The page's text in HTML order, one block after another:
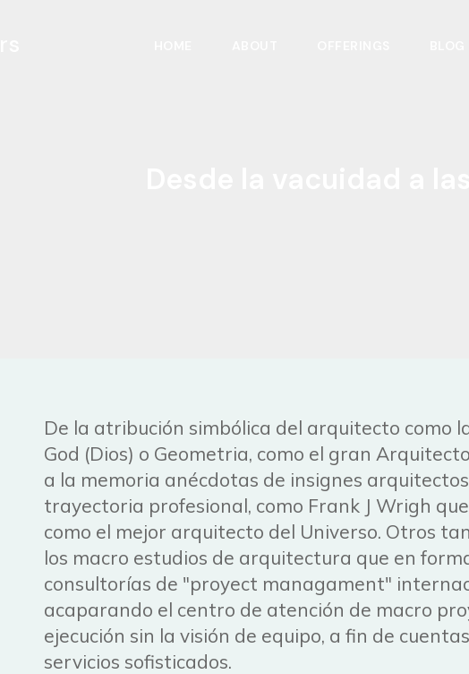
De la atribución simbólica del arquitecto como
God (Dios) o Geometria, como el gran
a la memoria anécdotas de insignes
trayectoria profesional, como Frank J Wrigh
como el mejor arquitecto del Universo. Otros
los macro estudios de arquitectura que en
consultorías de "proyect managament"
acaparando el centro de atención de macro
ejecución sin la visión de equipo, a fin de
servicios sofisticados.